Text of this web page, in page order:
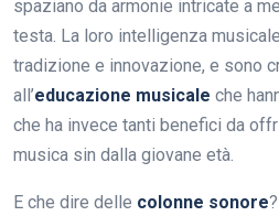
spaziano da armonie intricate a
testa. La loro intelligenza
tradizione e innovazione, e sono
all’educazione musicale che
che ha invece tanti benefici da
musica sin dalla giovane età.
E che dire delle colonne sonore